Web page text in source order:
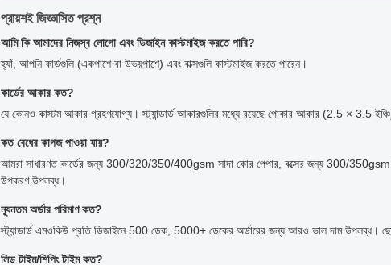
প্রায়শই জিজ্ঞাসিত প্রশ্ন
আমি কি আমাদের নিজস্ব লোগো এবং ডিজাইন কাস্টমাইজ করতে পারি?
হ্যাঁ, আপনি কার্ডগুলি (একপাশে বা উভয়পাশে) এবং বাক্সগুলি কাস্টমাইজ করতে পারেন।
কার্ডের আকার কত?
যে কোনও কাস্টম আকার গ্রহণযোগ্য। স্ট্যান্ডার্ড আকারগুলির মধ্যে রয়েছে পোকার আকার (2.5 × 3.5
কত বেধের কাগজ পাওয়া যায়?
আমরা সাধারণত কার্ডের জন্য 300/320/350/400gsm সাদা কোর পেপার, বক্সের জন্য 300/350gsm
উপকরণ উপলব্ধ।
ন্যূনতম অর্ডার পরিমাণ কত?
স্ট্যান্ডার্ড এমওকিউ প্রতি ডিজাইনে 500 ডেক, 5000+ ডেকের অর্ডারের জন্য আরও ভাল দাম উপলব্ধ।
লিড টাইম/শিপিং টাইম কত?